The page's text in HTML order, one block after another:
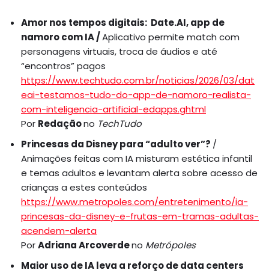
Amor nos tempos digitais: Date.AI, app de
namoro com IA /Aplicativo permite match com
personagens virtuais, troca de áudios e até
“encontros” pagos
https://www.techtudo.com.br/noticias/2026/03/dat
eai-testamos-tudo-do-app-de-namoro-realista-
com-inteligencia-artificial-edapps.ghtml
Por Redaçãono TechTudo
Princesas da Disney para “adulto ver”? /
Animações feitas com IA misturam estética infantil
e temas adultos e levantam alerta sobre acesso de
crianças a estes conteúdos
https://www.metropoles.com/entretenimento/ia-
princesas-da-disney-e-frutas-em-tramas-adultas-
acendem-alerta
PorAdriana Arcoverdeno Metrópoles
Maior uso de IA leva a reforço de data centers